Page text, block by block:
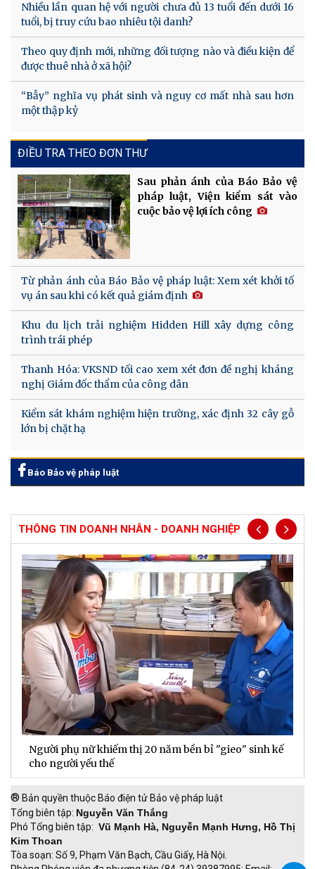
Nhiều lần quan hệ với người chưa đủ 13 tuổi đến dưới 16
tuổi, bị truy cứu bao nhiêu tội danh?
Theo quy định mới, những đối tượng nào và điều kiện để
được thuê nhà ở xã hội?
“Bẫy” nghĩa vụ phát sinh và nguy cơ mất nhà sau hơn
một thập kỷ
ĐIỀU TRA THEO ĐƠN THƯ
Sau phản ánh của Báo Bảo vệ
pháp luật, Viện kiểm sát vào
cuộc bảo vệ lợi ích công
Từ phản ánh của Báo Bảo vệ pháp luật: Xem xét khởi tố
vụ án sau khi có kết quả giám định
Khu du lịch trải nghiệm Hidden Hill xây dựng công
trình trái phép
Thanh Hóa: VKSND tối cao xem xét đơn đề nghị kháng
nghị Giám đốc thẩm của công dân
Kiểm sát khám nghiệm hiện trường, xác định 32 cây gỗ
lớn bị chặt hạ
Báo Bảo vệ pháp luật
THÔNG TIN DOANH NHÂN - DOANH NGHIỆP
Doanh thu hoạt động DNSE tăng gần 60% trong 6
tháng đầu năm
® Bản quyền thuộc Báo điện tử Bảo vệ pháp luật
Tổng biên tập: Nguyễn Văn Thắng
Phó Tổng biên tập: Vũ Mạnh Hà, Nguyễn Mạnh Hưng, Hồ Thị
Kim Thoan
Tòa soạn: Số 9, Phạm Văn Bạch, Cầu Giấy, Hà Nội.